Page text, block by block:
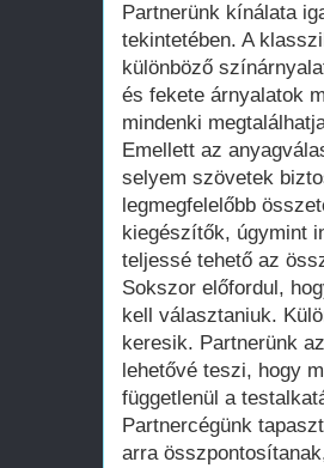
Partnerünk kínálata
tekintetében. A
különböző
és fekete árnyalatok
mindenki
Emellett az
selyem szövetek
legmegfelelőbb
kiegészítők, úgymint
teljessé tehető az
Sokszor előfordul,
kell választaniuk.
keresik. Partnerünk
lehetővé teszi, hogy
függetlenül a
Partnercégünk
arra